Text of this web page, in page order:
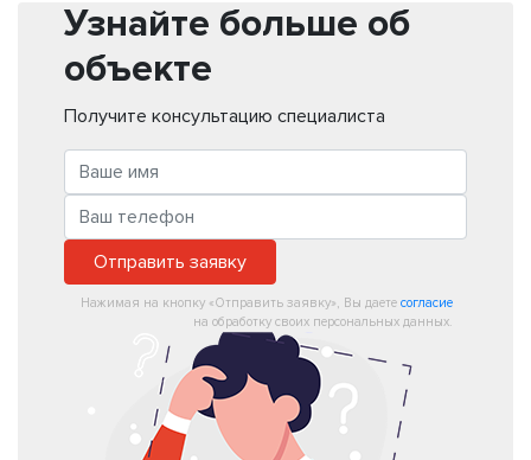
Узнайте больше об
объекте
Получите консультацию специалиста
Отправить заявку
Нажимая на кнопку «Отправить заявку», Вы даете согласие
на обработку своих персональных данных.